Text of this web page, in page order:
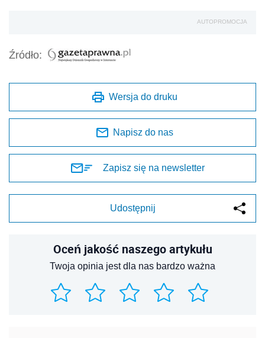
AUTOPROMOCJA
Źródło:
Wersja do druku
Napisz do nas
Zapisz się na newsletter
Udostępnij
Oceń jakość naszego artykułu
Twoja opinia jest dla nas bardzo ważna